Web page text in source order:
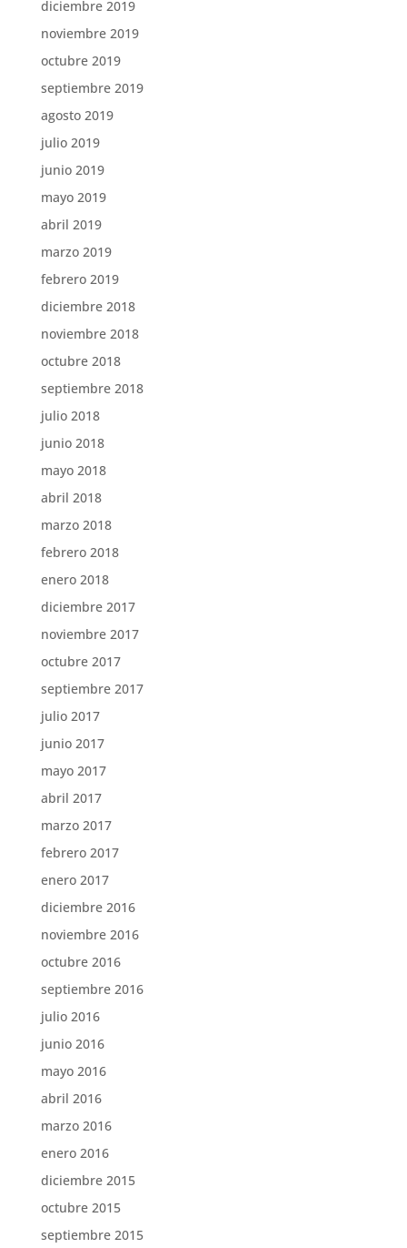
diciembre 2019
noviembre 2019
octubre 2019
septiembre 2019
agosto 2019
julio 2019
junio 2019
mayo 2019
abril 2019
marzo 2019
febrero 2019
diciembre 2018
noviembre 2018
octubre 2018
septiembre 2018
julio 2018
junio 2018
mayo 2018
abril 2018
marzo 2018
febrero 2018
enero 2018
diciembre 2017
noviembre 2017
octubre 2017
septiembre 2017
julio 2017
junio 2017
mayo 2017
abril 2017
marzo 2017
febrero 2017
enero 2017
diciembre 2016
noviembre 2016
octubre 2016
septiembre 2016
julio 2016
junio 2016
mayo 2016
abril 2016
marzo 2016
enero 2016
diciembre 2015
octubre 2015
septiembre 2015